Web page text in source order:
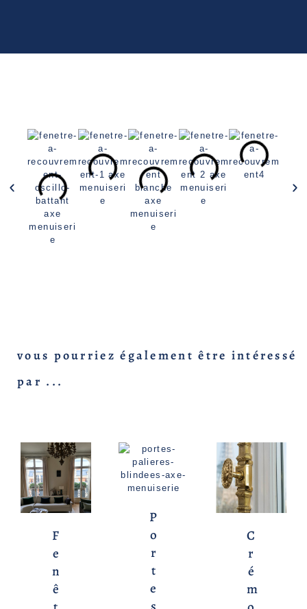
vous pourriez également être intéressé
par ...
F
e
n
ê
P
o
r
t
e
C
r
é
m